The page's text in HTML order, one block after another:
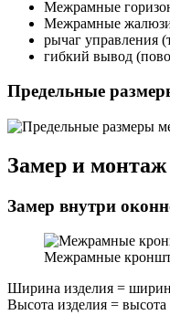
Межрамные
Межрамные жалюзи
рычаг управления
гибкий вывод
Предельные
Замер и монтаж
Замер внутри
Межрамные
Ширина изделия =
Высота изделия =